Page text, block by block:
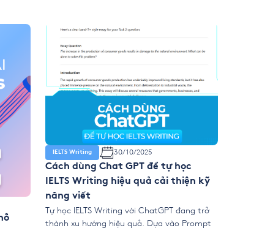
IELTS Writing 30/10/2025
Cách dùng Chat GPT để tự học
IELTS Writing hiệu quả cải thiện kỹ
năng viết
Tự học IELTS Writing với ChatGPT đang trở
thành xu hướng hiệu quả. Dựa vào Prompt